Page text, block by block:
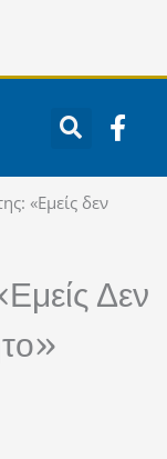
F
a
k
«Εμείς δεν
Δεν